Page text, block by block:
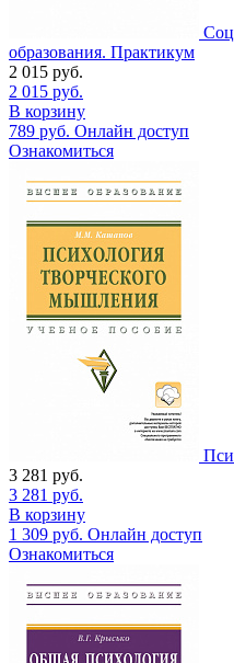
образования. Практикум
2 015 руб.
2 015 руб.
В корзину
789 руб. Онлайн доступ
Ознакомиться
3 281 руб.
3 281 руб.
В корзину
1 309 руб. Онлайн доступ
Ознакомиться